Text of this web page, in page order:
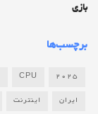
بازی
برچسب‌ها
2025
CPU
ایران اینترنت